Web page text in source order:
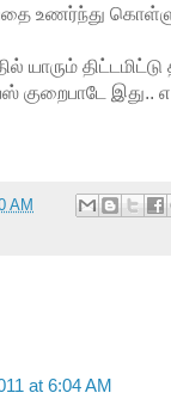
உணர்ந்து
யாரும்
குறைபாடே
AM
at 6:04 AM